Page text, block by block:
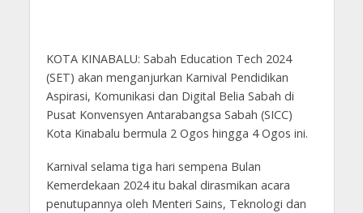
KOTA KINABALU: Sabah Education Tech 2024
(SET) akan menganjurkan Karnival Pendidikan
Aspirasi, Komunikasi dan Digital Belia Sabah di
Pusat Konvensyen Antarabangsa Sabah (SICC)
Kota Kinabalu bermula 2 Ogos hingga 4 Ogos ini.
Karnival selama tiga hari sempena Bulan
Kemerdekaan 2024 itu bakal dirasmikan acara
penutupannya oleh Menteri Sains, Teknologi dan